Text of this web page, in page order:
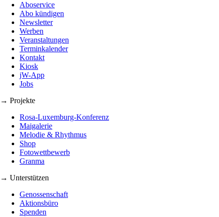
Aboservice
Abo kündigen
Newsletter
Werben
Veranstaltungen
Terminkalender
Kontakt
Kiosk
jW-App
Jobs
→ Projekte
Rosa-Luxemburg-Konferenz
Maigalerie
Melodie & Rhythmus
Shop
Fotowettbewerb
Granma
→ Unterstützen
Genossenschaft
Aktionsbüro
Spenden